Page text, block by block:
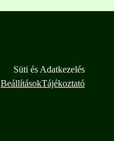
Süti és Adatkezelés
BeállításokTájékoztató